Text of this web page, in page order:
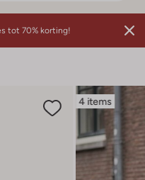
tot 70% korting!
4 items